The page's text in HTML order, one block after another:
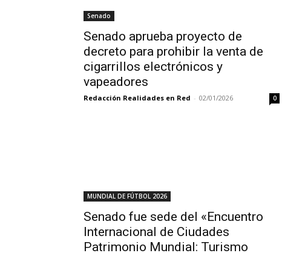
Senado
Senado aprueba proyecto de
decreto para prohibir la venta de
cigarrillos electrónicos y
vapeadores
Redacción Realidades en Red - 02/01/2026 0
MUNDIAL DE FÚTBOL 2026
Senado fue sede del «Encuentro
Internacional de Ciudades
Patrimonio Mundial: Turismo